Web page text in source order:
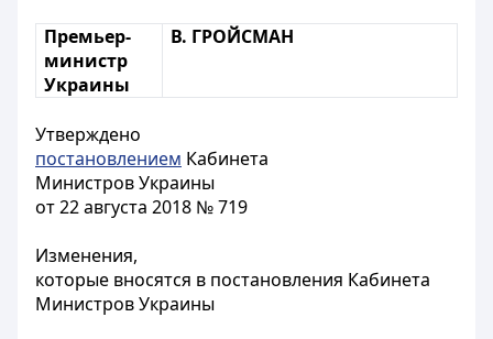
Премьер-
министр
Украины
В. ГРОЙСМАН
Утверждено
постановлением Кабинета
Министров Украины
от 22 августа 2018 № 719
Изменения,
которые вносятся в постановления Кабинета
Министров Украины